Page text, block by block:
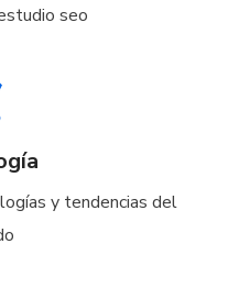
seo
y tendencias del